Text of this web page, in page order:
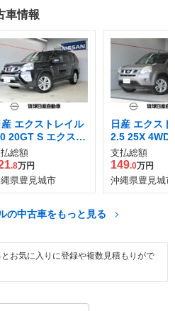
車情報
産 エクストレイル
20GT S エクスト
マーX ディーゼ
ーボ 4WD
総額
.8万円
県豊見城市
日産 エクス
2.5 25X 4WD
支払総額
149.0万円
沖縄県豊見城市
の中古車をもっと見る
お気に入りに登録や複数見積もりがで